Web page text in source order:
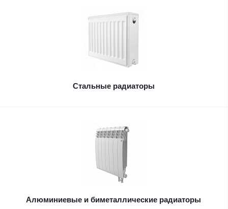
Стальные радиаторы
Алюминиевые и биметаллические радиаторы